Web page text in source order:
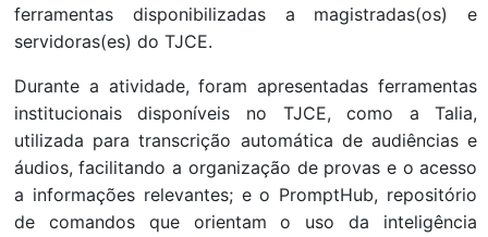
ferramentas disponibilizadas a magistradas(os) e
servidoras(es) do TJCE.
Durante a atividade, foram apresentadas ferramentas
institucionais disponíveis no TJCE, como a Talia,
utilizada para transcrição automática de audiências e
áudios, facilitando a organização de provas e o acesso
a informações relevantes; e o PromptHub, repositório
de comandos que orientam o uso da inteligência